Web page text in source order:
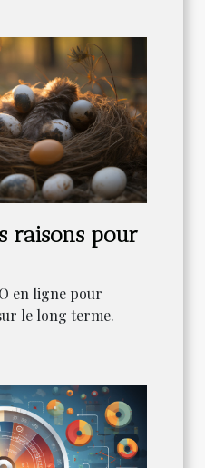
raisons pour
en ligne pour
le long terme.